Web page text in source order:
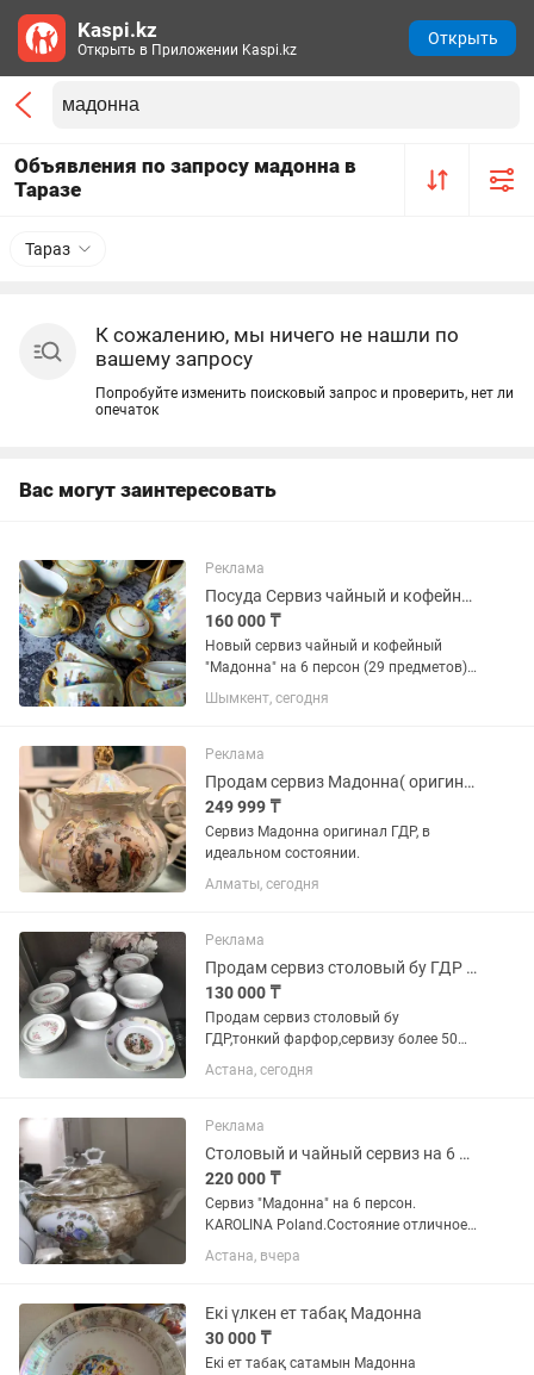
Объявления по запросу мадонна в
Таразе
Тараз
К сожалению, мы ничего не нашли по
вашему запросу
Попробуйте изменить поисковый запрос и проверить, нет ли
опечаток
Вас могут заинтересовать
Реклама
Посуда Сервиз чайный и кофейный Мадонна на 6 персон
160 000 ₸
Новый сервиз чайный и кофейный
"Мадонна" на 6 персон (29 предметов).
Фарфор, Югославия. Titov Veles.
Состояние идеальное, сервантное
подарок.
Шымкент, сегодня
Реклама
Продам сервиз Мадонна( оригинал) ГДР
249 999 ₸
Сервиз Мадонна оригинал ГДР, в
идеальном состоянии.
Алматы, сегодня
Реклама
Продам сервиз столовый бу ГДР до конца недели.
130 000 ₸
Продам сервиз столовый бу
ГДР,тонкий фарфор,сервизу более 50
лет ,без сколов и трещин,четыре вида
тарелок ПО восемь штук,супница,две
глубокие,сольница,перечнича,две...
Астана, сегодня
Реклама
Столовый и чайный сервиз на 6 персон
220 000 ₸
Сервиз "Мадонна" на 6 персон.
KAROLINA Poland.Состояние отличное,
без царапин и сколов. Цена без торга.
Астана, вчера
Екі үлкен ет табақ Мадонна
30 000 ₸
Екі ет табақ сатамын Мадонна
Kaspi.kz
Открыть в Приложении Kaspi.kz
Открыть